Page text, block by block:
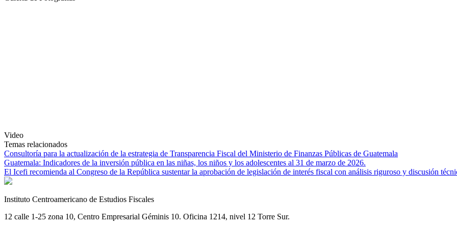
Video
Temas relacionados
Consultoría para la actualización de la estrategia de Transparencia Fiscal del Ministerio de Finanzas Públicas de Guatemala
Guatemala: Indicadores de la inversión pública en las niñas, los niños y los adolescentes al 31 de marzo de 2026.
El Icefi recomienda al Congreso de la República sustentar la aprobación de legislación de interés fiscal con análisis riguroso y discusión
Instituto Centroamericano de Estudios Fiscales
12 calle 1-25 zona 10, Centro Empresarial Géminis 10. Oficina 1214, nivel 12 Torre Sur.